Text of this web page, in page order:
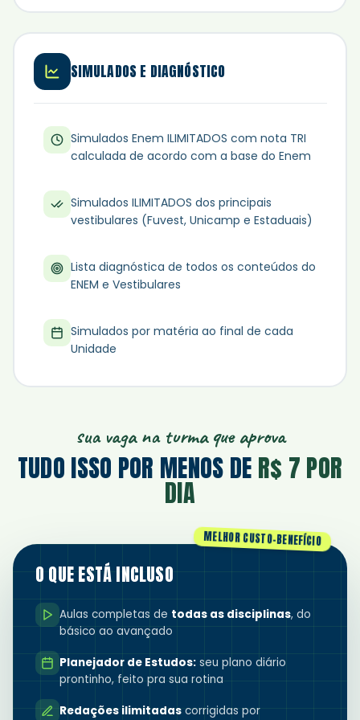
SIMULADOS E DIAGNÓSTICO
Simulados Enem ILIMITADOS com nota TRI
calculada de acordo com a base do Enem
Simulados ILIMITADOS dos principais
vestibulares (Fuvest, Unicamp e Estaduais)
Lista diagnóstica de todos os conteúdos do
ENEM e Vestibulares
Simulados por matéria ao final de cada
Unidade
sua vaga na turma que aprova
TUDO ISSO POR MENOS DE R$ 7 POR
DIA
MELHOR CUSTO-BENEFÍCIO
O QUE ESTÁ INCLUSO
Aulas completas de todas as disciplinas, do
básico ao avançado
Planejador de Estudos: seu plano diário
prontinho, feito pra sua rotina
Redações ilimitadas corrigidas por